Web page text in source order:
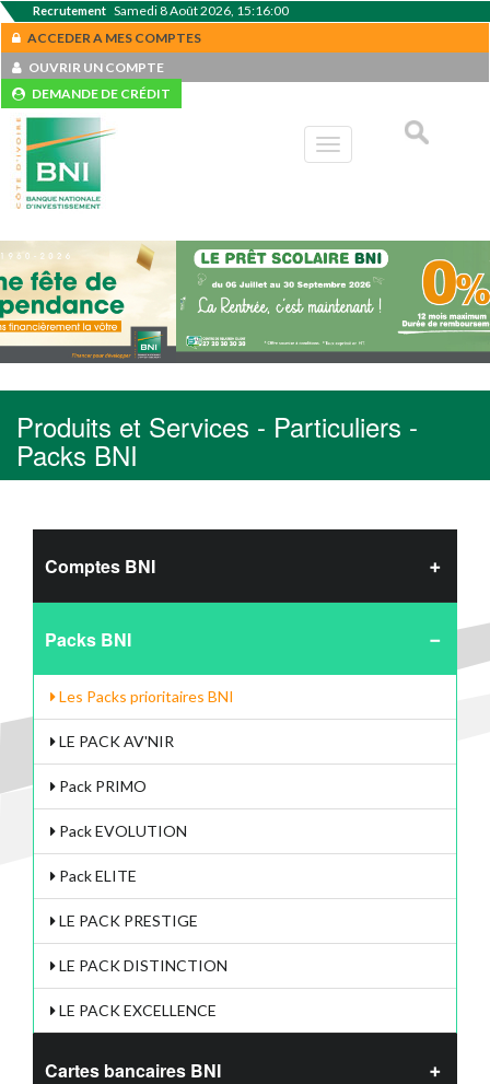
Recrutement Samedi 8 Août 2026, 15:16:00
ACCEDER A MES COMPTES
OUVRIR UN COMPTE
DEMANDE DE CRÉDIT
Toggle
navigation
Produits et Services - Particuliers -
Packs BNI
Comptes BNI
Packs BNI
Les Packs prioritaires BNI
LE PACK AV'NIR
Pack PRIMO
Pack EVOLUTION
Pack ELITE
LE PACK PRESTIGE
LE PACK DISTINCTION
LE PACK EXCELLENCE
Cartes bancaires BNI